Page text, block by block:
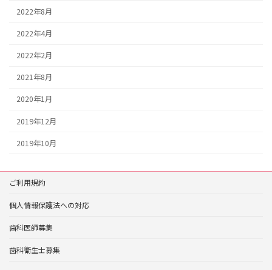
2022年8月
2022年4月
2022年2月
2021年8月
2020年1月
2019年12月
2019年10月
ご利用規約
個人情報保護法への対応
歯科医師募集
歯科衛生士募集